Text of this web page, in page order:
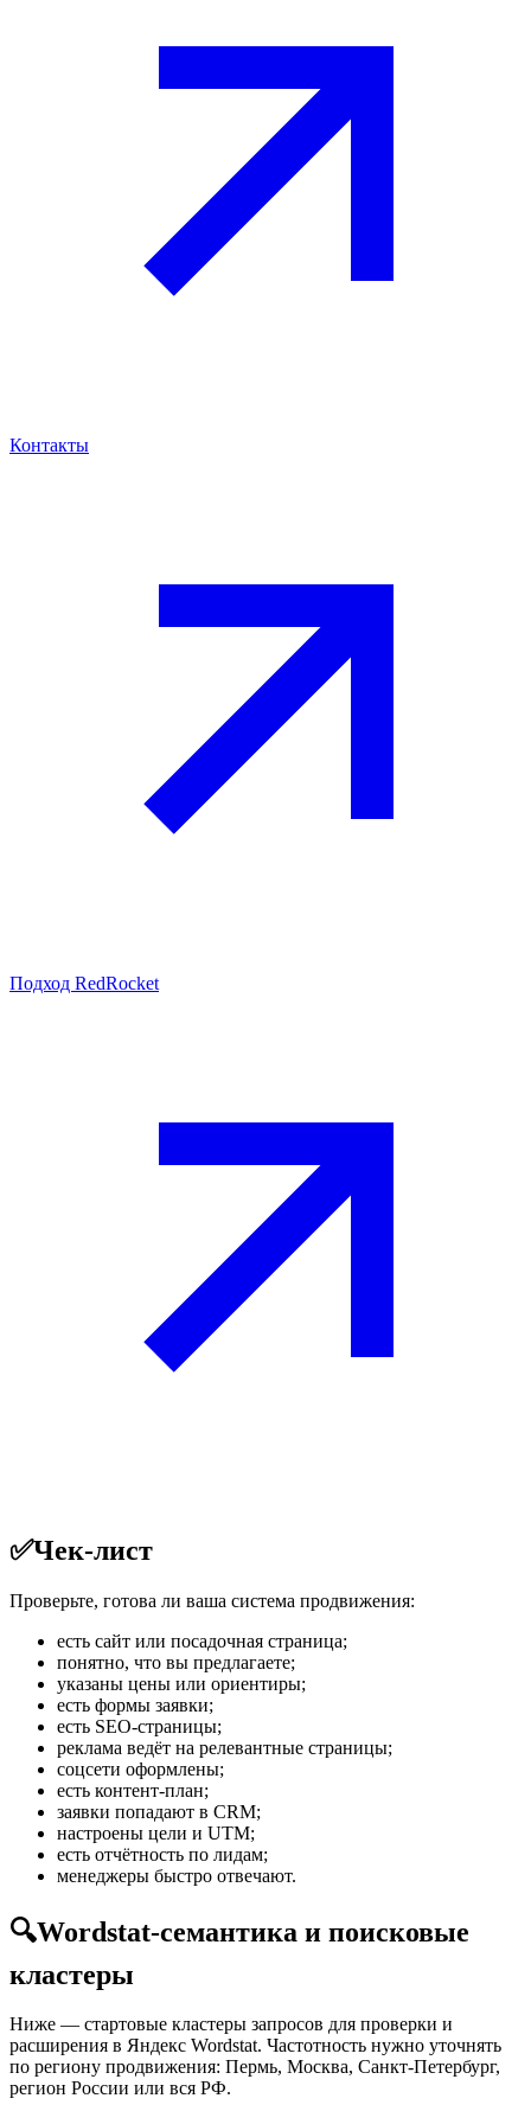
Контакты
Подход RedRocket
✅Чек-лист
Проверьте, готова ли ваша система продвижения:
есть сайт или посадочная страница;
понятно, что вы предлагаете;
указаны цены или ориентиры;
есть формы заявки;
есть SEO-страницы;
реклама ведёт на релевантные страницы;
соцсети оформлены;
есть контент-план;
заявки попадают в CRM;
настроены цели и UTM;
есть отчётность по лидам;
менеджеры быстро отвечают.
🔍Wordstat-семантика и поисковые
кластеры
Ниже — стартовые кластеры запросов для проверки и
расширения в Яндекс Wordstat. Частотность нужно уточнять
по региону продвижения: Пермь, Москва, Санкт-Петербург,
регион России или вся РФ.